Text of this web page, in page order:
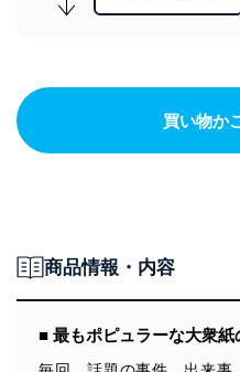
買い物か
商品情報・内容
■ 最もポピュラーな大衆紙